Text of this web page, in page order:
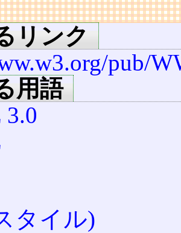
リンク
pub/
用語
タイル)